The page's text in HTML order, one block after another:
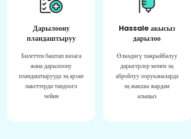
Дарылоону
пландаштыруу
Билеттен баштап визага
жана дарылоону
пландаштырууда эң арзан
пакеттерди тандоого
чейин
Hassale акысыз
дарылоо
Өлкөдөгү тажрыйбалуу
дарыгерлер менен эң
абройлуу ооруканаларда
эң жакшы жардам
алыңыз